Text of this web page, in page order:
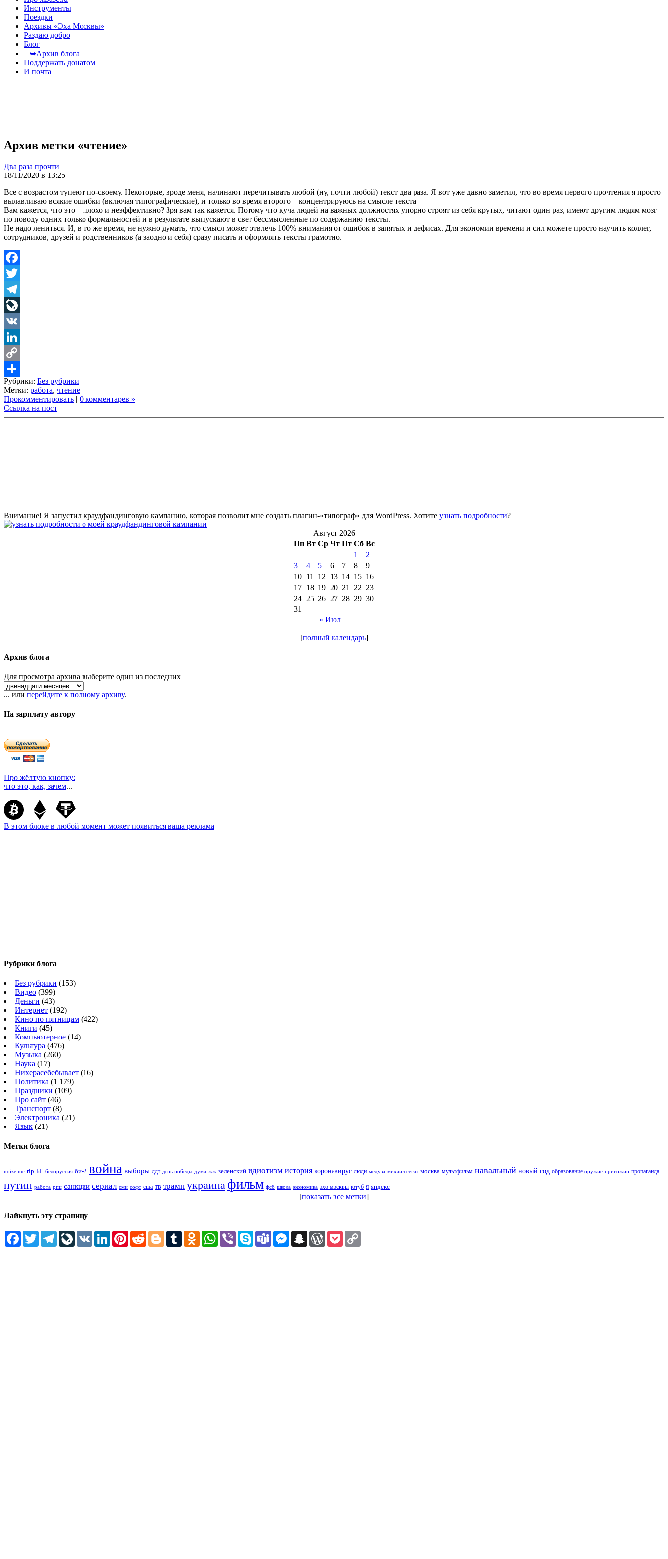
Инструменты
Поездки
Архивы «Эха Москвы»
Раздаю добро
Блог
➥Архив блога
Поддержать донатом
И почта
Архив метки «чтение»
Два раза прочти
18/11/2020 в 13:25
Все с возрастом тупеют по-своему. Некоторые, вроде меня, начинают перечитывать любой (ну, почти любой) текст два раза. Я вот уже давно заметил, что во время первого прочтения я просто
вылавливаю всякие ошибки (включая типографические), и только во время второго – концентрируюсь на смысле текста.
Вам кажется, что это – плохо и неэффективно? Зря вам так кажется. Потому что куча людей на важных должностях упорно строят из себя крутых, читают один раз, имеют другим людям мозг
по поводу одних только формальностей и в результате выпускают в свет бессмысленные по содержанию тексты.
Не надо лениться. И, в то же время, не нужно думать, что смысл может отвлечь 100% внимания от ошибок в запятых и дефисах. Для экономии времени и сил можете просто научить коллег,
сотрудников, друзей и родственников (а заодно и себя) сразу писать и оформлять тексты грамотно.
Facebook
Twitter
Telegram
LiveJournal
VK
LinkedIn
Copy
Link
Share
Рубрики: Без рубрики
Метки: работа, чтение
Прокомментировать | 0 комментарев »
Ссылка на пост
Внимание! Я запустил краудфандинговую кампанию, которая позволит мне создать плагин-«типограф» для WordPress. Хотите узнать подробности?
Август 2026
Пн Вт Ср Чт Пт Сб Вс
1
2
3
4 5 6 7 8
9
10
11 12 13 14 15 16
17
18 19 20 21 22 23
24
25 26 27 28 29 30
31
« Июл
[полный календарь]
Архив блога
Для просмотра архива выберите один из последних
... или перейдите к полному архиву.
На зарплату автору
Про жёлтую кнопку:
что это, как, зачем...
В этом блоке в любой момент может появиться ваша реклама
Рубрики блога
Без рубрики (153)
Видео (399)
Деньги (43)
Интернет (192)
Кино по пятницам (422)
Книги (45)
Компьютерное (14)
Культура (476)
Музыка (260)
Наука (17)
Нихерасебебывает (16)
Политика (1 179)
Праздники (109)
Про сайт (46)
Транспорт (8)
Электроника (21)
Язык (21)
Метки блога
noize mc rip БГ белоруссия би-2 война выборы ддт день победы дума жж зеленский идиотизм история коронавирус люди медуза михаил сегал москва мультфильм навальный новый год образование оружие пригожин пропаганда
путин работа рпц санкции сериал сми софт сша тв трамп украина фильм фсб школа экономика эхо москвы ютуб я яндекс
[показать все метки]
Лайкнуть эту страницу
FacebookTwitterTelegramLiveJournal
VK LinkedInPinterestRedditBloggerTumblrOdnoklassniki
WhatsApp
Viber Skype TeamsMessengerSnapchatWordPress
Pocket